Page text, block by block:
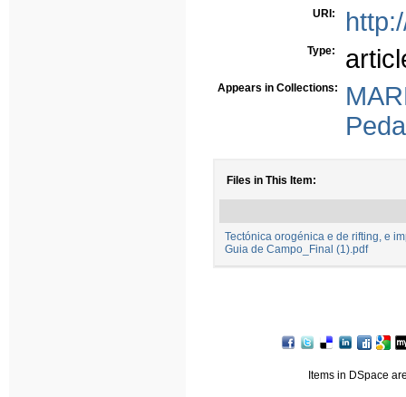
URI:
Type:
Appears in Collections:
Files in This Item:
Tectónica orogénica e de rifting, e
Guia de Campo_Final (1).pdf
Items in DSpace